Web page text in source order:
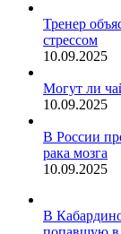
Тренер
стрессом
10.09.2025
Могут ли
10.09.2025
В России
рака мозга
10.09.2025
В